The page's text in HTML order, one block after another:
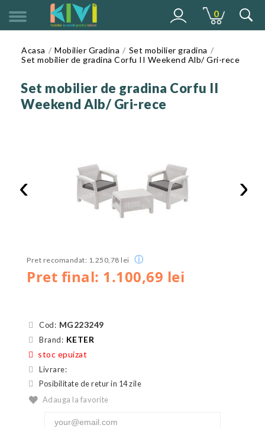
0
Acasa Mobilier Gradina
Set mobilier gradina
Set mobilier de gradina Corfu II Weekend Alb/ Gri-rece
Set mobilier de gradina Corfu II
Weekend Alb/ Gri-rece
‹ ›
Pret final: 1.100,69 lei
Pret recomandat: 1.250,78 lei ⓘ
Cod: MG223249
Brand: KETER
stoc epuizat
Livrare:
Posibilitate de retur in 14 zile
Adauga la favorite